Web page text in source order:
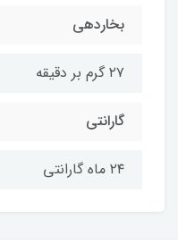
بخاردهی
۲۷ گرم بر دقیقه
گارانتی
۲۴ ماه گارانتی